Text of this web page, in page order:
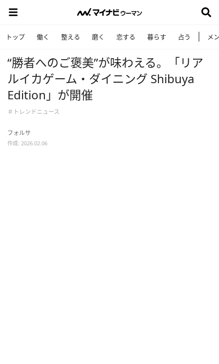
トップ 働く 整える 磨く 恋する 暮らす 占う メ
“勝者へのご褒美”が味わえる。「リア
ルイカゲーム・ダイニング Shibuya
Edition」が開催
＃トレンドニュース
フォルサ
作成: 2026.02.06